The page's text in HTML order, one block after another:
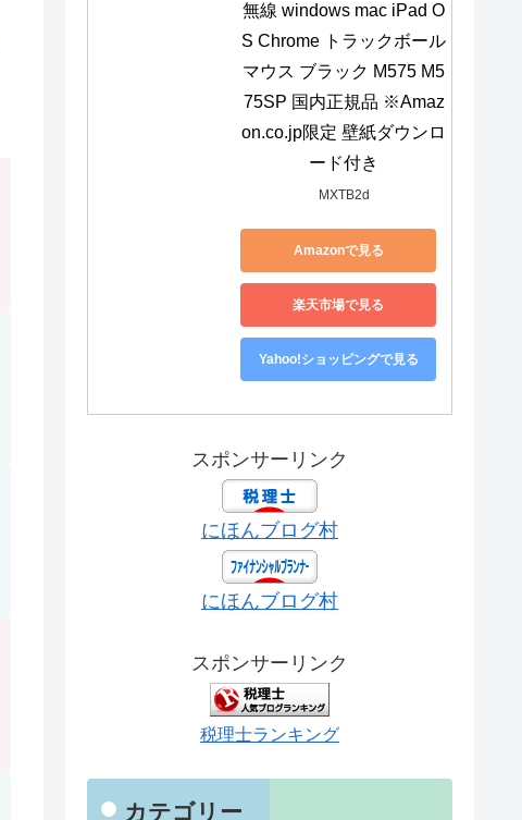
無線 windows mac iPad O
S Chrome トラックボール
マウス ブラック M575 M5
75SP 国内正規品 ※Amaz
on.co.jp限定 壁紙ダウンロ
ード付き
MXTB2d
Amazonで見る
楽天市場で見る
Yahoo!ショッピングで見る
スポンサーリンク
にほんブログ村
にほんブログ村
スポンサーリンク
税理士ランキング
カテゴリー